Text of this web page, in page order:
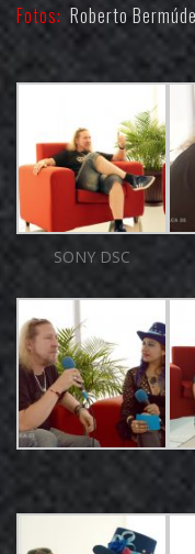
Fotos: Roberto
SONY DSC